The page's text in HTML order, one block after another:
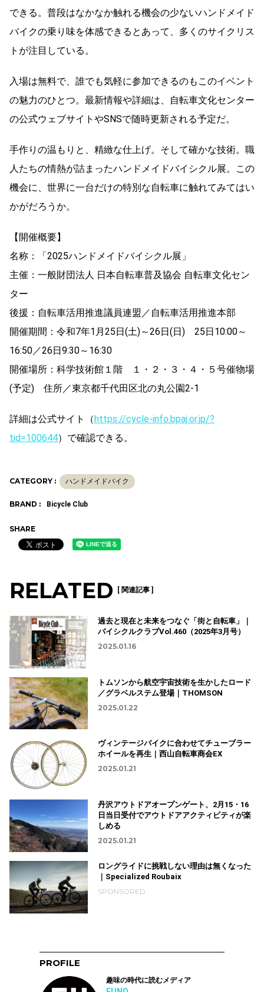
できる。普段はなかなか触れる機会の少ないハンドメイド
バイクの乗り味を体感できるとあって、多くのサイクリス
トが注目している。
入場は無料で、誰でも気軽に参加できるのもこのイベント
の魅力のひとつ。最新情報や詳細は、自転車文化センター
の公式ウェブサイトやSNSで随時更新される予定だ。
手作りの温もりと、精緻な仕上げ。そして確かな技術。職
人たちの情熱が詰まったハンドメイドバイシクル展。この
機会に、世界に一台だけの特別な自転車に触れてみてはい
かがだろうか。
【開催概要】
名称：「2025ハンドメイドバイシクル展」
主催：一般財団法人 日本自転車普及協会 自転車文化セン
ター
後援：自転車活用推進議員連盟／自転車活用推進本部
開催期間：令和7年1月25日(土)～26日(日) 25日10:00～
16:50／26日9:30～16:30
開催場所：科学技術館１階 １・２・３・４・５号催物場
(予定) 住所／東京都千代田区北の丸公園2-1
詳細は公式サイト（https://cycle-info.bpaj.or.jp/?
tid=100644）で確認できる。
CATEGORY : ハンドメイドバイク
BRAND : Bicycle Club
SHARE
RELATED [ 関連記事 ]
過去と現在と未来をつなぐ「街と自転車」｜
バイシクルクラブVol.460（2025年3月号）
2025.01.16
トムソンから航空宇宙技術を生かしたロード
／グラベルステム登場｜THOMSON
2025.01.22
ヴィンテージバイクに合わせてチューブラー
ホイールを再生｜西山自転車商会EX
2025.01.21
丹沢アウトドアオープンゲート、2月15・16
日当日受付でアウトドアアクティビティが楽
しめる
2025.01.21
ロングライドに挑戦しない理由は無くなった
｜Specialized Roubaix
SPONSORED
PROFILE
趣味の時代に読むメディア